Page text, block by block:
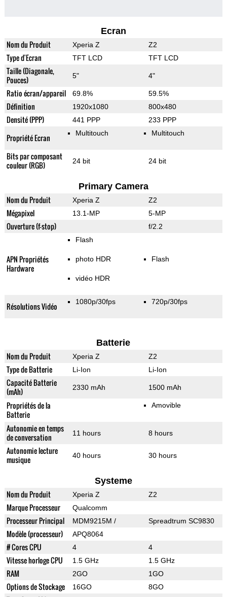
Ecran
Nom du Produit Xperia Z Z2
Type d'Ecran TFT LCD TFT LCD
Taille (Diagonale,
Pouces)
5" 4"
Ratio écran/appareil 69.8% 59.5%
Définition 1920x1080 800x480
Densité (PPP) 441 PPP 233 PPP
Propriété Ecran Multitouch Multitouch
Bits par composant
couleur (RGB)
24 bit 24 bit
Primary Camera
Nom du Produit Xperia Z Z2
Mégapixel 13.1-MP 5-MP
Ouverture (f-stop) f/2.2
APN Propriétés
Hardware
Flash
photo HDR
vidéo HDR
Flash
Résolutions Vidéo 1080p/30fps 720p/30fps
Batterie
Nom du Produit Xperia Z Z2
Type de Batterie Li-Ion Li-Ion
Capacité Batterie
(mAh)
2330 mAh 1500 mAh
Propriétés de la
Batterie
Amovible
Autonomie en temps
de conversation
11 hours 8 hours
Autonomie lecture
musique
40 hours 30 hours
Systeme
Nom du Produit Xperia Z Z2
Marque Processeur Qualcomm
Processeur Principal MDM9215M / Spreadtrum SC9830
Modèle (processeur) APQ8064
# Cores CPU 4 4
Vitesse horloge CPU 1.5 GHz 1.5 GHz
RAM 2GO 1GO
Options de Stockage 16GO 8GO